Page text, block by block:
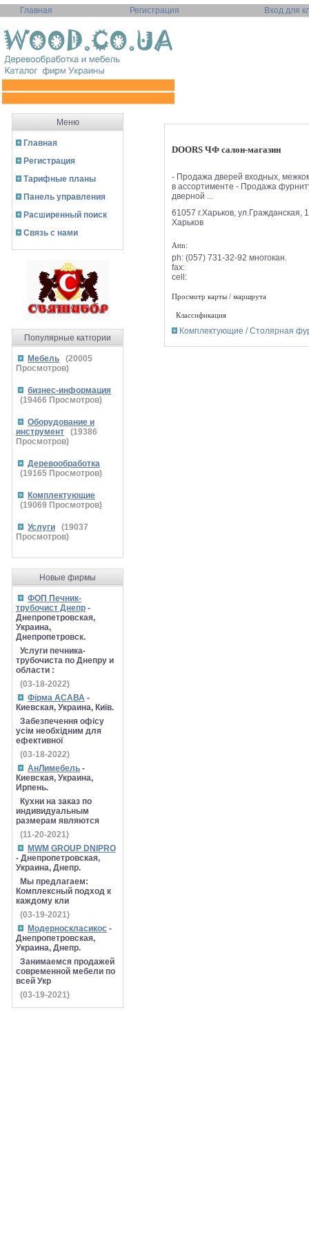
Главная Регистрация Вход для
Меню
Главная
Регистрация
Тарифные планы
Панель управления
Расширенный поиск
Связь с нами
Популярные катгории
Мебель (20005
Просмотров)
бизнес-информация
(19466 Просмотров)
Оборудование и
инструмент
(19386
Просмотров)
Деревообработка
(19165 Просмотров)
Комплектующие
(19069 Просмотров)
Услуги (19037
Просмотров)
Новые фирмы
ФОП Печник-
трубочист Днепр -
Днепропетровская,
Украина,
Днепропетровск.
Услуги печника-
трубочиста по Днепру и
области :
(03-18-2022)
Фірма АСАВА -
Киевская, Украина, Київ.
Забезпечення офісу
усім необхідним для
ефективної
(03-18-2022)
АнЛимебель -
Киевская, Украина,
Ирпень.
Кухни на заказ по
индивидуальным
размерам являются
(11-20-2021)
MWM GROUP DNIPRO
- Днепропетровская,
Украина, Днепр.
Мы предлагаем:
Комплексный подход к
каждому кли
(03-19-2021)
Модерноскласикос -
Днепропетровская,
Украина, Днепр.
Занимаемся продажей
современной мебели по
всей Укр
(03-19-2021)
DOORS ЧФ салон-магазин
- Продажа дверей входных,
в ассортименте - Продажа
дверной ...
61057 г.Харьков, ул.Гражданская,
Харьков
Attn:
ph: (057) 731-32-92 многокан.
fax:
cell:
Просмотр карты / маршрута
Классификация
Комплектующие / Столярная